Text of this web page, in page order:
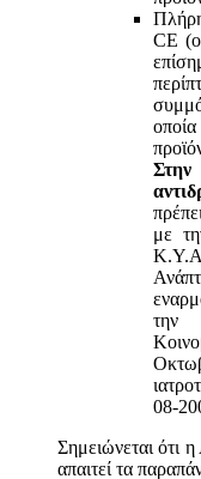
CE
με
την
08-
Σημειώνεται ότι
απαιτεί τα